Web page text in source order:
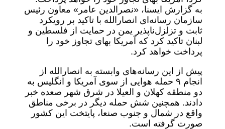
به گزارش ایسنا، «نصرالدین عامر» معاون رئیس
سازمان رسانه‌ای انصارالله با تاکید بر رویکرد
ثابت و تزلزل‌ناپذیر یمن در حمایت از فلسطین و
لبنان تاکید کرد که آمریکا بهای تجاوز خود را
پرداخت خواهد کرد.
پیش از این رسانه‌های وابسته به انصارالله از
انجام ۹ حمله هوایی از سوی آمریکا و انگلیس به
دو منطقه کهلان و العیلا در شرق شهر صعده خبر
دادند. همچنین شش حمله دیگر در برخی مناطق
واقع در شمال و جنوب صنعا، پایتخت این کشور
صورت گرفته است.